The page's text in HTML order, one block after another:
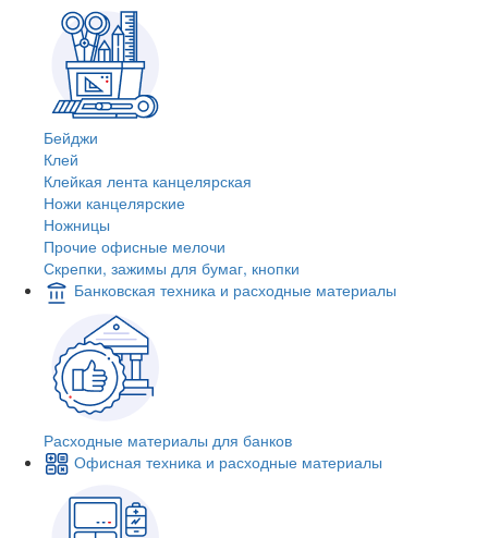
Бейджи
Клей
Клейкая лента канцелярская
Ножи канцелярские
Ножницы
Прочие офисные мелочи
Скрепки, зажимы для бумаг, кнопки
Банковская техника и расходные материалы
Расходные материалы для банков
Офисная техника и расходные материалы